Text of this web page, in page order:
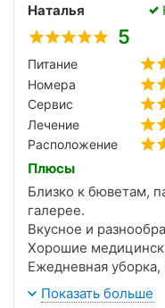
Наталья
5
Питание
Номера
Сервис
Лечение
Расположение
Плюсы
Близко к бюветам,
галерее.
Вкусное и
Хорошие
Ежедневная уборка,
полотенец.
Комфортные
Показать больше